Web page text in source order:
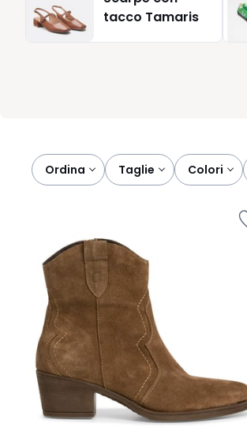
tacco Tamaris
Ordina
taglie colori